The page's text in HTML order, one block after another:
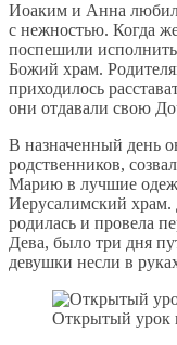
Иоаким и Анна
с нежностью. Когда
поспешили
Божий храм.
приходилось
они отдавали свою
В назначенный день
родственников,
Марию в лучшие
Иерусалимский храм.
родилась и провела
Дева, было три дня
девушки несли в
Открытый урок